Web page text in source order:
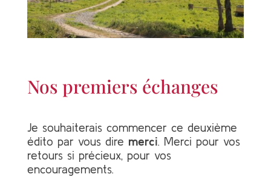
Nos premiers échanges
Je souhaiterais commencer ce deuxième
édito par vous dire merci. Merci pour vos
retours si précieux, pour vos
encouragements.